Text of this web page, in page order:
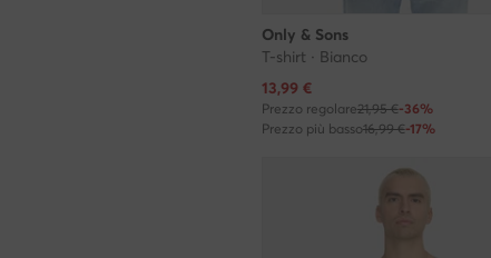
Only & Sons
T-shirt · Bianco
Prezzo attuale
13,99 €
Prezzo regolare21,95 €-36%
Prezzo più basso16,99 €-17%